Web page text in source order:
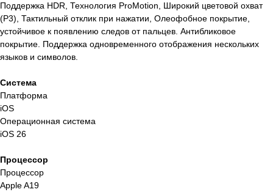
Поддержка HDR, Технология ProMotion, Широкий цветовой охват
(P3), Тактильный отклик при нажатии, Олеофобное покрытие,
устойчивое к появлению следов от пальцев. Антибликовое
покрытие. Поддержка одновременного отображения нескольких
языков и символов.
Система
Платформа
iOS
Операционная система
iOS 26
Процессор
Процессор
Apple A19